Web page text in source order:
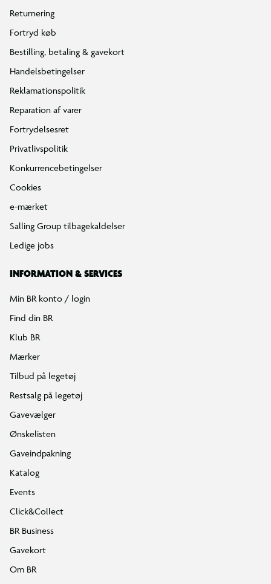
Returnering
Fortryd køb
Bestilling, betaling & gavekort
Handelsbetingelser
Reklamationspolitik
Reparation af varer
Fortrydelsesret
Privatlivspolitik
Konkurrencebetingelser
Cookies
e-mærket
Salling Group tilbagekaldelser
Ledige jobs
INFORMATION & SERVICES
Min BR konto / login
Find din BR
Klub BR
Mærker
Tilbud på legetøj
Restsalg på legetøj
Gavevælger
Ønskelisten
Gaveindpakning
Katalog
Events
Click&Collect
BR Business
Gavekort
Om BR